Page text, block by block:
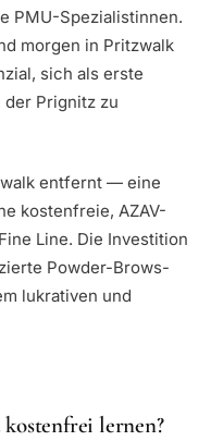
PMU-Spezialistinnen.
morgen in Pritzwalk
sich als erste
Prignitz zu
entfernt — eine
kostenfreie, AZAV-
Line. Die Investition
Powder-Brows-
lukrativen und
lernen?